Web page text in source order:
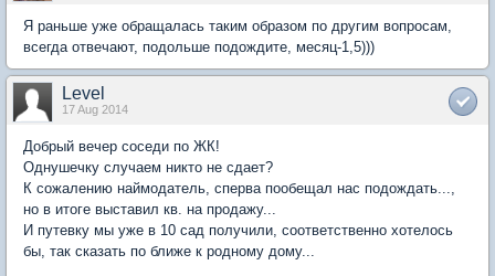
Я раньше уже обращалась таким образом по другим вопросам,
всегда отвечают, подольше подождите, месяц-1,5)))
Level
17 Aug 2014
Добрый вечер соседи по ЖК!
Однушечку случаем никто не сдает?
К сожалению наймодатель, сперва пообещал нас подождать...,
но в итоге выставил кв. на продажу...
И путевку мы уже в 10 сад получили, соответственно хотелось
бы, так сказать по ближе к родному дому...